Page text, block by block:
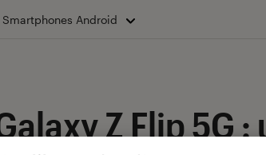
Smartphones Android
Z Flip 5G